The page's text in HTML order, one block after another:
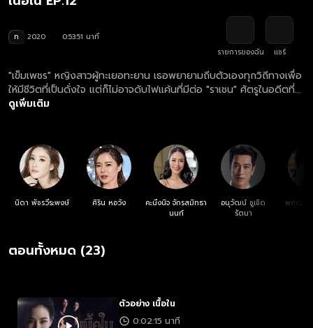
ท 2020
0:53:51 นาที
รายการของฉัน
แชร์
"เข็มเพชร" หญิงสาวผู้ทะเยอทะยาน เธอพยายามถีบตัวเองทุกวิถีทางเพื่อ
ให้มีชีวิตที่เป็นดั่งใจ แต่ก็ไม่อาจดับไฟแค้นที่มีต่อ "ราเชน" ศัตรูในอดีตที่
เคยสร้างปมอันดำมืด จึงเกิดเป็นศึกชิงดีชิงเด่นที่พวกเขาใช้ผู้บริสุทธิ์เป็น
ดูเพิ่มเติม
นิดา พัชรวีระพงษ์ ศิริน หอวัง
คะนึงนิจ จักรสมิทธา
นนท์
อนุวัฒน์ ชูเชิด
รัตนา
พศุตม์
ตอนทั้งหมด (23)
ตัวอย่าง เนื้อใน
0:02:15 นาที